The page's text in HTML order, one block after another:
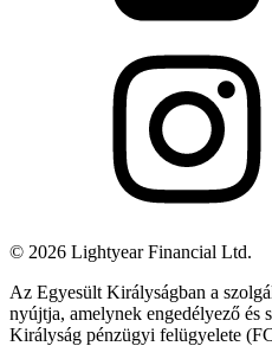
© 2026 Lightyear Financial Ltd.
Az Egyesült Királyságban a
nyújtja, amelynek engedélyező és
Királyság pénzügyi felügyelete